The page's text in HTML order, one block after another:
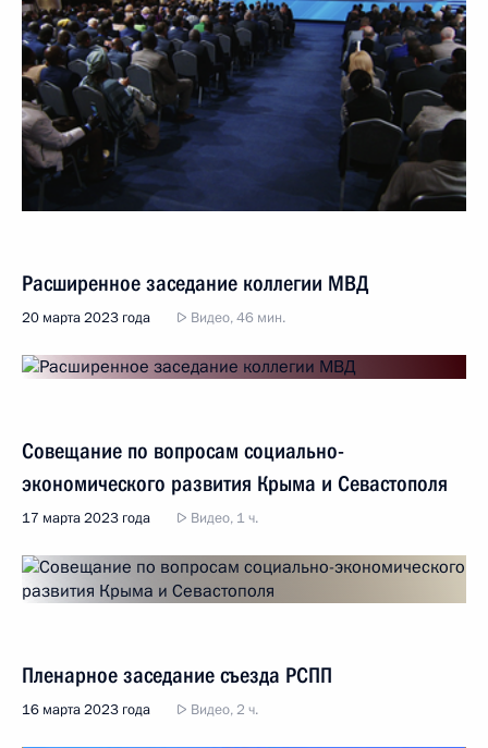
Расширенное заседание коллегии МВД
20 марта 2023 года Видео, 46 мин.
Совещание по вопросам социально-
экономического развития Крыма и Севастополя
17 марта 2023 года Видео, 1 ч.
Пленарное заседание съезда РСПП
16 марта 2023 года Видео, 2 ч.